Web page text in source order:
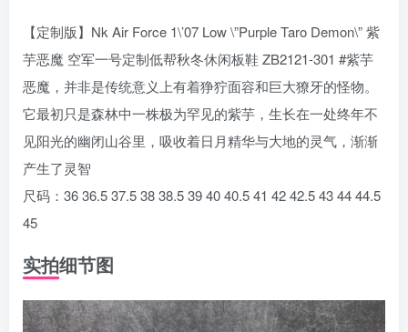
【定制版】Nk Air Force 1\’07 Low \”Purple Taro Demon\” 紫
芋恶魔 空军一号定制低帮秋冬休闲板鞋 ZB2121-301 #紫芋
恶魔，并非是传统意义上有着狰狞面容和巨大獠牙的怪物。
它最初只是森林中一株极为罕见的紫芋，生长在一处终年不
见阳光的幽闭山谷里，吸收着日月精华与大地的灵气，渐渐
产生了灵智
尺码：36 36.5 37.5 38 38.5 39 40 40.5 41 42 42.5 43 44 44.5
45
实拍细节图